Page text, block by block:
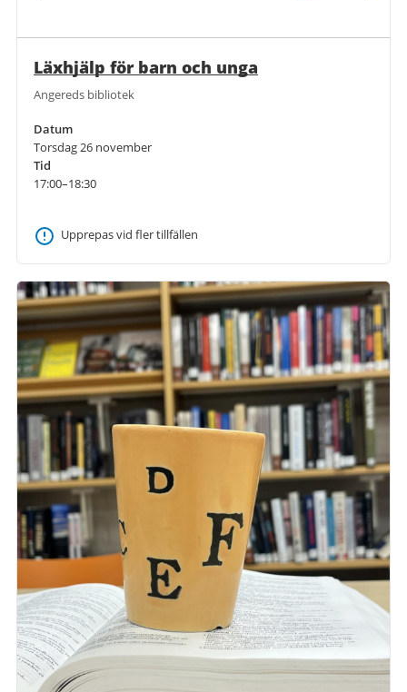
Läxhjälp för barn och unga
Angereds bibliotek
Datum
Torsdag 26 november
Tid
17:00–18:30
Upprepas vid fler tillfällen